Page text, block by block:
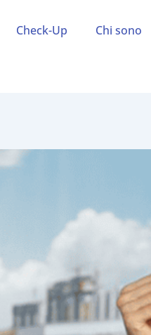
Check-Up Chi sono